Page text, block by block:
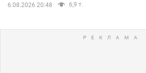
6.08.2026 20:48 6,9 т.